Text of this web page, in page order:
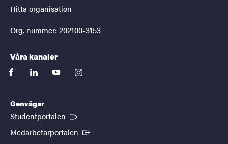
Hitta organisation
Org. nummer: 202100-3153
Våra kanaler
facebooklinkedinyoutubeinstagram
Genvägar
Studentportalen (Extern länk)
Medarbetarportalen (Extern länk)